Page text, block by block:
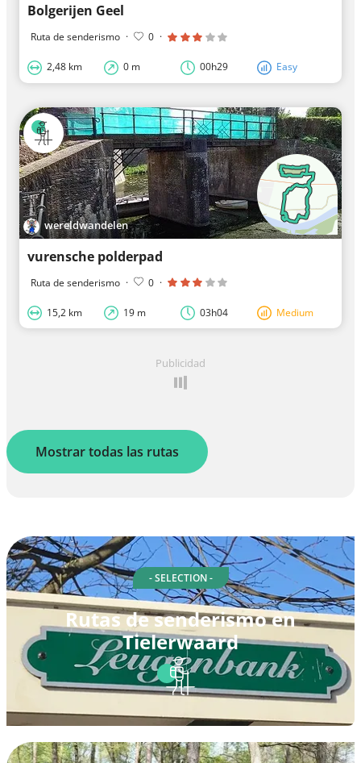
Bolgerijen Geel
Ruta de senderismo · 0 ·
2,48 km 0 m 00h29 Easy
wereldwandelen
vurensche polderpad
Ruta de senderismo · 0 ·
15,2 km 19 m 03h04 Medium
Publicidad
Mostrar todas las rutas
- SELECTION -
Rutas de senderismo en
Tielerwaard